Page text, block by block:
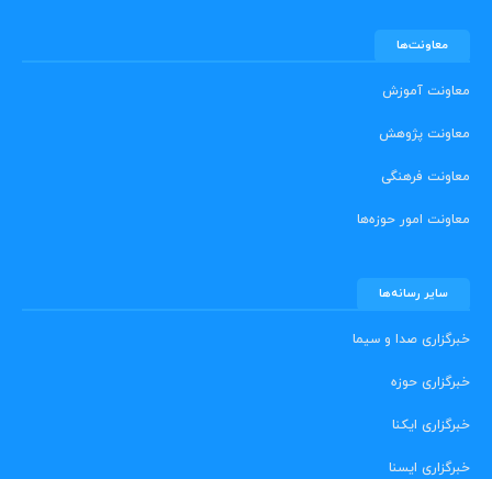
معاونت‌ها
معاونت آموزش
معاونت پژوهش
معاونت فرهنگی
معاونت امور حوزه‌ها
سایر رسانه‌ها
خبرگزاری صدا و سیما
خبرگزاری حوزه
خبرگزاری ایکنا
خبرگزاری ایسنا